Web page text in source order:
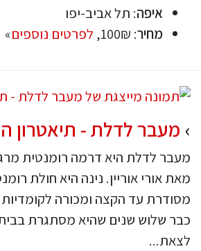
איפה: תל אביב-יפו
מחיר: 100₪, לפרטים נוספים»
מעבר לדלת - תיאטרון
מעבר לדלת היא דרמה רומנטית
מאת אורי אוריין. נינה היא חולת
מסודרת עד הקצה ומכורה
כבר שלוש שנים שהיא מסתגרת
לצאת...